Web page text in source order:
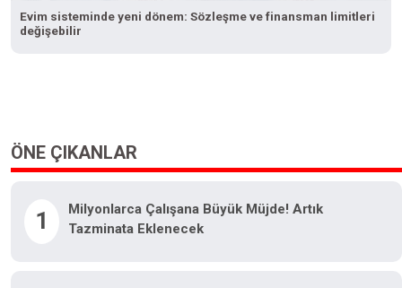
Evim sisteminde yeni dönem: Sözleşme ve finansman limitleri
değişebilir
ÖNE ÇIKANLAR
1
Milyonlarca Çalışana Büyük Müjde! Artık
Tazminata Eklenecek